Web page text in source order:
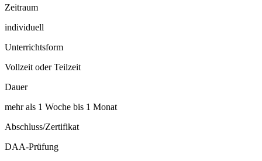
Zeitraum
individuell
Unterrichtsform
Vollzeit oder Teilzeit
Dauer
mehr als 1 Woche bis 1 Monat
Abschluss/Zertifikat
DAA-Prüfung